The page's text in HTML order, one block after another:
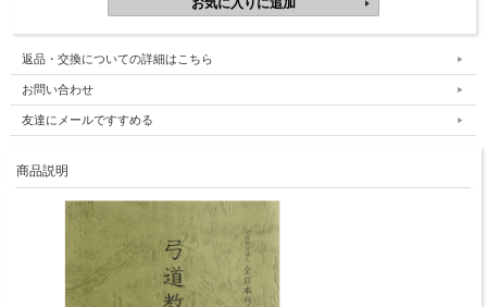
返品・交換についての詳細はこちら
お問い合わせ
友達にメールですすめる
商品説明